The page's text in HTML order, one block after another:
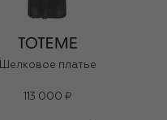
Шелковое платье
113 000 ₽